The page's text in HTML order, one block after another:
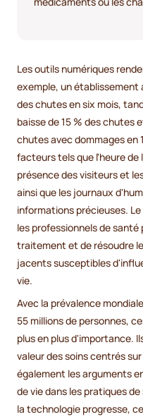
Les outils numériques
exemple, un établissement
des chutes en six mois,
baisse de 15 % des chutes
chutes avec dommages en
facteurs tels que l'heure de
présence des visiteurs et
ainsi que les journaux
informations précieuses.
les professionnels de
traitement et de résoudre
jacents susceptibles
vie.
Avec la prévalence
55 millions de personnes,
plus en plus d'importance.
valeur des soins centrés
également les arguments
de vie dans les pratiques
la technologie progresse,